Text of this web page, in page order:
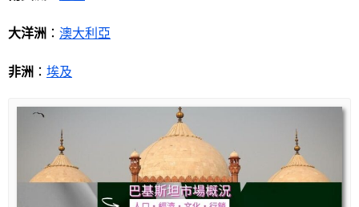
大洋洲 ： 澳大利亞
非洲 ： 埃及